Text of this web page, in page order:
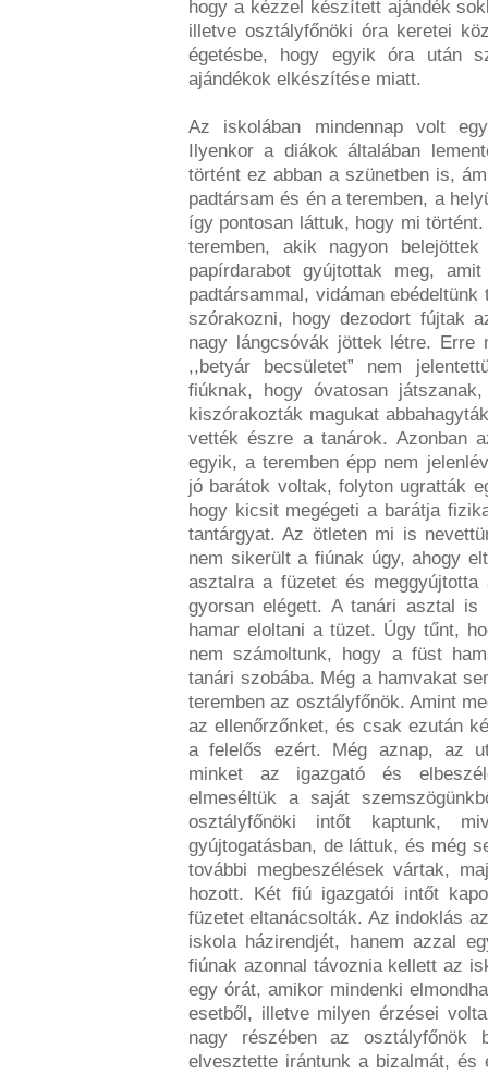
hogy a kézzel készített ajándék
illetve osztályfőnöki óra keretei
égetésbe, hogy egyik óra után
ajándékok elkészítése miatt.
Az iskolában mindennap volt
Ilyenkor a diákok általában
történt ez abban a szünetben is,
padtársam és én a teremben, a
így pontosan láttuk, hogy mi
teremben, akik nagyon
papírdarabot gyújtottak meg,
padtársammal, vidáman
szórakozni, hogy dezodort fújtak
nagy lángcsóvák jöttek létre.
,,betyár becsületet” nem
fiúknak, hogy óvatosan
kiszórakozták magukat
vették észre a tanárok. Azonban
egyik, a teremben épp nem
jó barátok voltak, folyton ugratták
hogy kicsit megégeti a barátja
tantárgyat. Az ötleten mi is
nem sikerült a fiúnak úgy, ahogy
asztalra a füzetet és
gyorsan elégett. A tanári asztal is
hamar eloltani a tüzet. Úgy tűnt,
nem számoltunk, hogy a füst
tanári szobába. Még a hamvakat
teremben az osztályfőnök. Amint
az ellenőrzőnket, és csak ezután
a felelős ezért. Még aznap, az
minket az igazgató és
elmeséltük a saját
osztályfőnöki intőt kaptunk,
gyújtogatásban, de láttuk, és még
további megbeszélések vártak,
hozott. Két fiú igazgatói intőt
füzetet eltanácsolták. Az indoklás
iskola házirendjét, hanem azzal
fiúnak azonnal távoznia kellett az
egy órát, amikor mindenki
esetből, illetve milyen érzései
nagy részében az
elvesztette irántunk a bizalmát,